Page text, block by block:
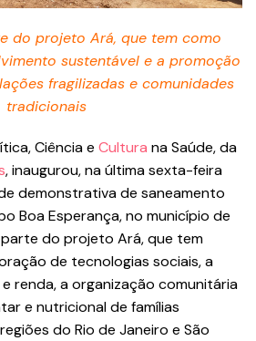
do projeto Ará, que tem como
sustentável e a promoção
fragilizadas e comunidades
tradicionais
Ciência e Cultura na Saúde, da
, inaugurou, na última sexta-feira
demonstrativa de saneamento
Boa Esperança, no município de
parte do projeto Ará, que tem
de tecnologias sociais, a
renda, a organização comunitária
e nutricional de famílias
do Rio de Janeiro e São